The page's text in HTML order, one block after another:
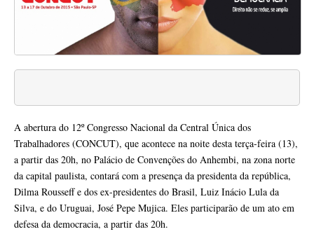
A abertura do 12º Congresso Nacional da Central Única dos
Trabalhadores (CONCUT), que acontece na noite desta terça-feira (13),
a partir das 20h, no Palácio de Convenções do Anhembi, na zona norte
da capital paulista, contará com a presença da presidenta da república,
Dilma Rousseff e dos ex-presidentes do Brasil, Luiz Inácio Lula da
Silva, e do Uruguai, José Pepe Mujica. Eles participarão de um ato em
defesa da democracia, a partir das 20h.